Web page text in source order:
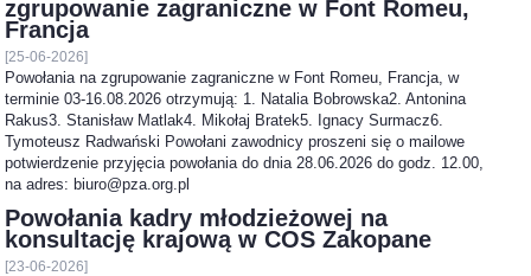
zgrupowanie zagraniczne w Font Romeu,
Francja
[25-06-2026]
Powołania na zgrupowanie zagraniczne w Font Romeu, Francja, w
terminie 03-16.08.2026 otrzymują: 1. Natalia Bobrowska2. Antonina
Rakus3. Stanisław Matlak4. Mikołaj Bratek5. Ignacy Surmacz6.
Tymoteusz Radwański Powołani zawodnicy proszeni się o mailowe
potwierdzenie przyjęcia powołania do dnia 28.06.2026 do godz. 12.00,
na adres: biuro@pza.org.pl
Powołania kadry młodzieżowej na
konsultację krajową w COS Zakopane
[23-06-2026]